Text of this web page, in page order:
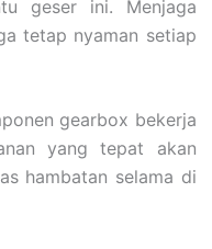
geser ini. Menjaga
tetap nyaman setiap
gearbox bekerja
yang tepat akan
hambatan selama di